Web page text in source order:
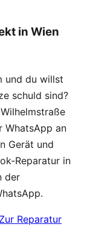
in Wien
und du willst
schuld sind?
WhatsApp an
Gerät und
Reparatur in
der
Zur Reparatur